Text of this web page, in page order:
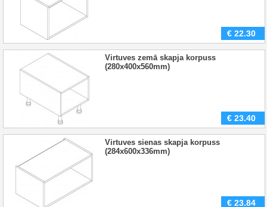
€ 22.30
Virtuves zemā skapja korpuss
(280x400x560mm)
€ 23.40
Virtuves sienas skapja korpuss
(284x600x336mm)
€ 23.84